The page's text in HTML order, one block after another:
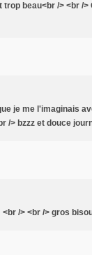
beau<br /> <br />
je me l'imaginais
/> bzzz et douce
/> <br /> gros